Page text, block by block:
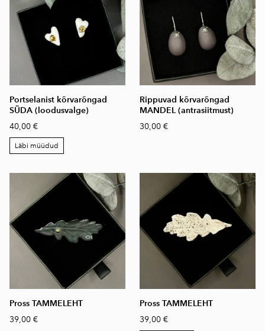
Portselanist kõrvarõngad
SÜDA (loodusvalge)
40,00 €
Läbi müüdud
Rippuvad kõrvarõngad
MANDEL (antrasiitmust)
30,00 €
Pross TAMMELEHT
39,00 €
Pross TAMMELEHT
39,00 €